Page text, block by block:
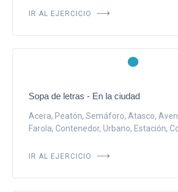
IR AL EJERCICIO
Sopa de letras - En la ciudad
Acera, Peatón, Semáforo, Atasco,
Farola, Contenedor, Urbano, Estación,
IR AL EJERCICIO